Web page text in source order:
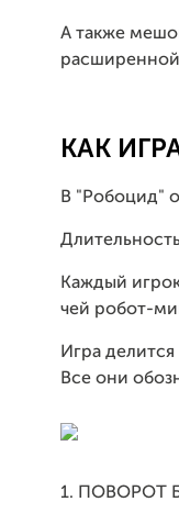
А также
КАК
В "Робоцид"
Каждый
чей робот-
Игра
Все они
1. ПОВОРОТ